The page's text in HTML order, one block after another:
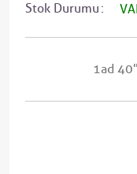
Stok Durumu
1ad